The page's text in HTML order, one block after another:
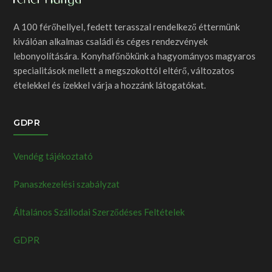
A 100 férőhellyel, fedett terasszal rendelkező éttermünk
kiválóan alkalmas családi és céges rendezvények
lebonyolítására. Konyhafőnökünk a hagyományos magyaros
specialitások mellett a megszokottól eltérő, változatos
ételekkel és ízekkel várja a hozzánk látogatókat.
GDPR
Vendég tájékoztató
Panaszkezelési szabályzat
Általános Szállodai Szerződéses Feltételek
GDPR